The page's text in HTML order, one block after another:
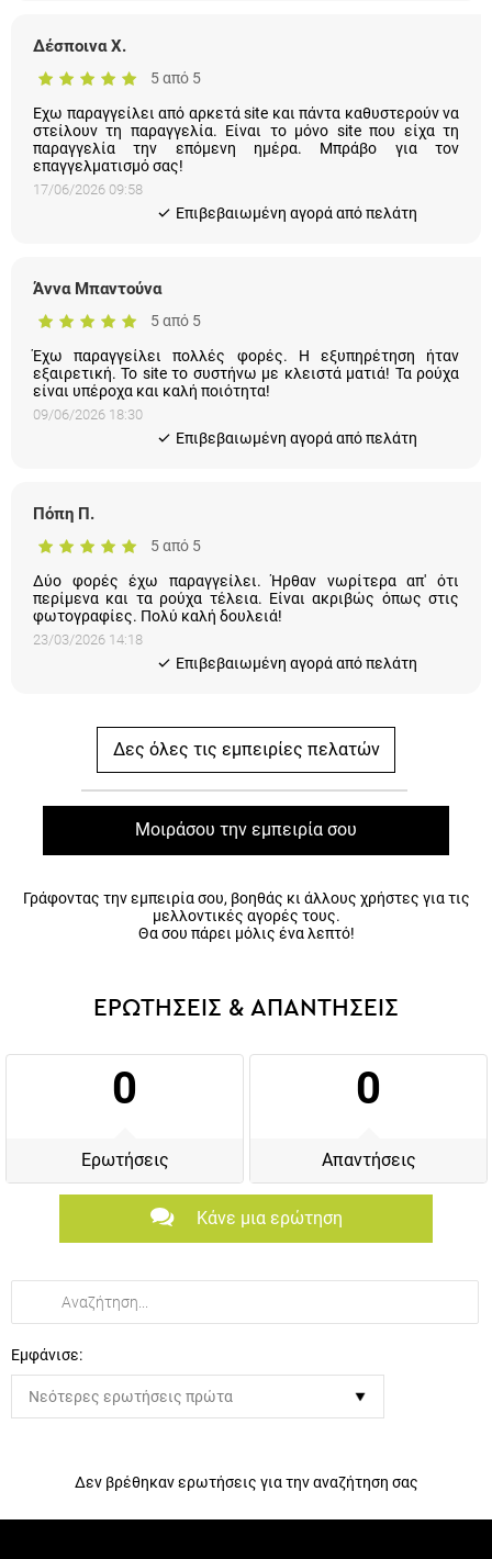
Δέσποινα Χ.
5 από 5
Εχω παραγγείλει από αρκετά site και πάντα καθυστερούν να
στείλουν τη παραγγελία. Είναι το μόνο site που είχα τη
παραγγελία την επόμενη ημέρα. Μπράβο για τον
επαγγελματισμό σας!
17/06/2026 09:58
Eπιβεβαιωμένη αγορά από πελάτη
Άννα Μπαντούνα
5 από 5
Έχω παραγγείλει πολλές φορές. Η εξυπηρέτηση ήταν
εξαιρετική. Το site το συστήνω με κλειστά ματιά! Τα ρούχα
είναι υπέροχα και καλή ποιότητα!
09/06/2026 18:30
Eπιβεβαιωμένη αγορά από πελάτη
Πόπη Π.
5 από 5
Δύο φορές έχω παραγγείλει. Ήρθαν νωρίτερα απ' ότι
περίμενα και τα ρούχα τέλεια. Είναι ακριβώς όπως στις
φωτογραφίες. Πολύ καλή δουλειά!
23/03/2026 14:18
Eπιβεβαιωμένη αγορά από πελάτη
Δες όλες τις εμπειρίες πελατών
Μοιράσου την εμπειρία σου
Γράφοντας την εμπειρία σου, βοηθάς κι άλλους χρήστες για τις
μελλοντικές αγορές τους.
Θα σου πάρει μόλις ένα λεπτό!
ΕΡΩΤΗΣΕΙΣ & ΑΠΑΝΤΗΣΕΙΣ
0
Ερωτήσεις
0
Απαντήσεις
Κάνε μια ερώτηση
Εμφάνισε:
Δεν βρέθηκαν ερωτήσεις για την αναζήτηση σας